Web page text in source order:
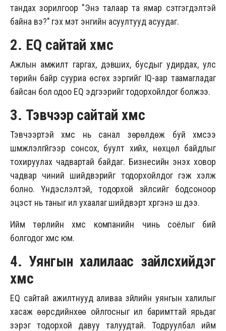
тандах зорилгоор "Энэ талаар та ямар сэтгэгдэлтэй
байна вэ?" гэх мэт энгийн асуултууд асуудаг.
2. EQ сайтай хүмүүс
Ажлын амжилт гаргах, дэвших, бусдыг удирдах, улс
төрийн байр сууриа өсгөх зэргийг IQ-аар таамагладаг
байсан бол одоо EQ эдгээрийг тодорхойлдог болжээ.
3. Тэвчээр сайтай хүмүүс
Тэвчээртэй хүмүүс нь санал зөрөлдөж буй хүмүүсээ
шүүмжлэлгүйгээр сонсох, буулт хийх, нөхцөл байдлыг
тохируулах чадвартай байдаг. Бизнесийн энэхүү ховор
чадвар чиний шийдвэрийг тодорхойлдог гэж хэлж
болно. Үндэслэлтэй, тодорхой зүйлсийг бодсоноор
эцэст нь таныг илүү ухаалаг шийдвэрт хүргэнэ шүү дээ.
Ийм төрлийн хүмүүс компанийн чинь соёлыг бий
болгодог хүмүүс юм.
4. Уянгын халилаас зайлсхийдэг
хүмүүс
EQ сайтай ажилтнууд аливаа зүйлийн уянгын халилыг
хасаж өөрсдийнхөө ойлгосныг илүү баримттай ярьдаг
зэрэг тодорхой давуу талуудтай. Тодруулбал ийм